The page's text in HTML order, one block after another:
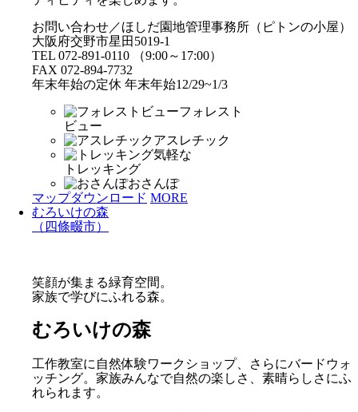
お問い合わせ／ほしだ園地管理事務所（ピトンの小屋）
大阪府交野市星田5019-1
TEL 072-891-0110 （9:00～17:00）
FAX 072-894-7732
年末年始の定休 年末年始12/29~1/3
フォレスト
ビュー
アスレチック
気軽な
トレッキング
おさんぽ
マップダウンロード MORE
むろいけの森
（四條畷市）
笑顔が集まる緑育空間。
家族で学びにふれる森。
むろいけの森
工作教室に自然体験ワークショップ、さらにバードウォ
ッチング。家族みんなで自然の楽しさ、素晴らしさにふ
れられます。